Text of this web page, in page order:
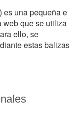
es una pequeña e
web que se utiliza
ello, se
estas balizas